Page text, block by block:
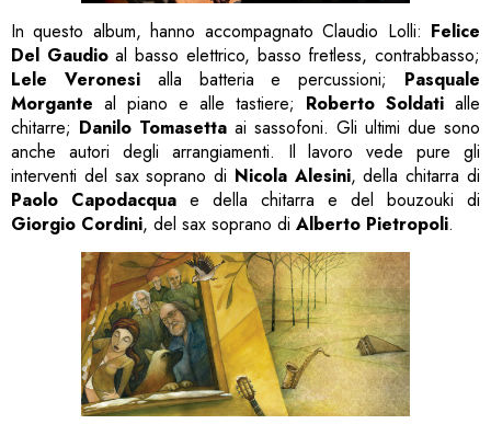
In questo album, hanno accompagnato Claudio Lolli: Felice
Del Gaudioal basso elettrico, basso fretless, contrabbasso;
Lele Veronesialla batteria e percussioni; Pasquale
Morgante al piano e alle tastiere; Roberto Soldati alle
chitarre; Danilo Tomasetta ai sassofoni. Gli ultimi due sono
anche autori degli arrangiamenti. Il lavoro vede pure gli
interventi del sax soprano di Nicola Alesini, della chitarra di
Paolo Capodacqua e della chitarra e del bouzouki di
Giorgio Cordini, del sax soprano di Alberto Pietropoli.